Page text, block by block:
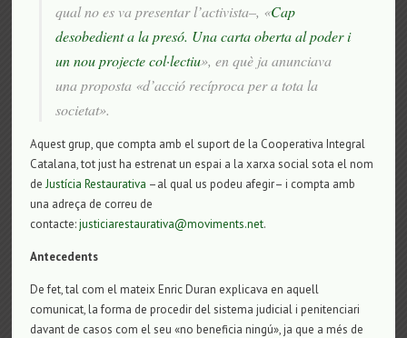
qual no es va presentar l’activista–, «Cap
desobedient a la presó. Una carta oberta al poder i
un nou projecte col·lectiu», en què ja anunciava
una proposta «d’acció recíproca per a tota la
societat».
Aquest grup, que compta amb el suport de la Cooperativa Integral
Catalana, tot just ha estrenat un espai a la xarxa social sota el nom
deJustícia Restaurativa –al qual us podeu afegir– i compta amb
una adreça de correu de
contacte:justiciarestaurativa@moviments.net.
Antecedents
De fet, tal com el mateix Enric Duran explicava en aquell
comunicat, la forma de procedir del sistema judicial i penitenciari
davant de casos com el seu «no beneficia ningú», ja que a més de